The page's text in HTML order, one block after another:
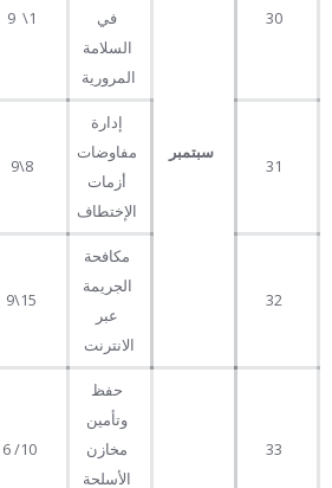
30
سبتمبر
في
السلامة
المرورية
31
إدارة
مفاوضات
أزمات
الإختطاف
8\9
32
مكافحة
الجريمة
عبر
الانترنت
33
حفظ
وتأمين
مخازن
الأسلحة